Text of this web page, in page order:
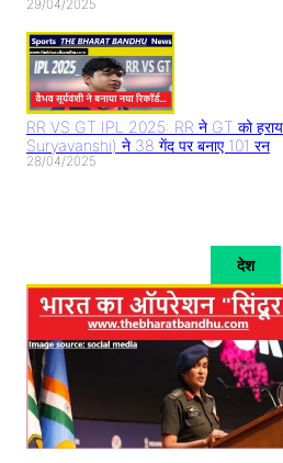
29/04/2025
RR VS GT IPL 2025: RR ने GT को
Suryavanshi) ने 38 गेंद पर बनाए 101 रन
28/04/2025
देश